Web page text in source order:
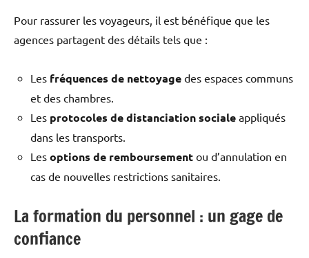
Pour rassurer les voyageurs, il est bénéfique que les
agences partagent des détails tels que :
Les fréquences de nettoyage des espaces communs
et des chambres.
Les protocoles de distanciation sociale appliqués
dans les transports.
Les options de remboursement ou d’annulation en
cas de nouvelles restrictions sanitaires.
La formation du personnel : un gage de
confiance